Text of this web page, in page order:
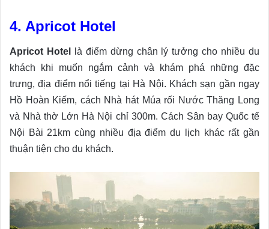
4. Apricot Hotel
Apricot Hotel
là điểm dừng chân lý tưởng cho nhiều du
khách khi muốn ngắm cảnh và khám phá những đặc
trưng, địa điểm nổi tiếng tại Hà Nội. Khách sạn gần ngay
Hồ Hoàn Kiếm, cách Nhà hát Múa rối Nước Thăng Long
và Nhà thờ Lớn Hà Nội chỉ 300m. Cách Sân bay Quốc tế
Nội Bài 21km cùng nhiều địa điểm du lịch khác rất gần
thuận tiện cho du khách.